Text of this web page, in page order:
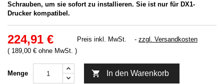
Schrauben, um sie sofort zu installieren. Sie ist nur für DX1-
Drucker kompatibel.
224,91 €
( 189,00 € ohne MwSt. )
Preis inkl. MwSt. zzgl. Versandkosten
Menge  In den Warenkorb